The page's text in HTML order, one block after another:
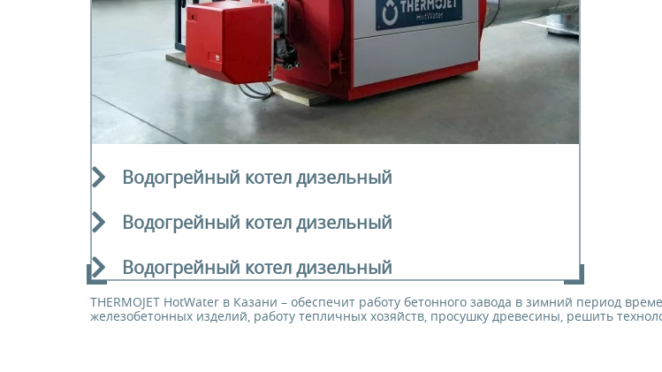
Водогрейный котел дизельный
Водогрейный котел дизельный
Водогрейный котел дизельный
THERMOJET HotWater в Казани – обеспечит работу бетонного завода в зимний период
железобетонных изделий, работу тепличных хозяйств, просушку древесины, решить